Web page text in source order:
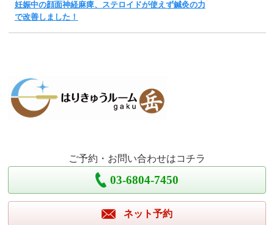
妊娠中の顔面神経麻痺、ステロイドが使えず鍼灸の力
で改善しました！
ご予約・お問い合わせはコチラ
03-6804-7450
ネット予約